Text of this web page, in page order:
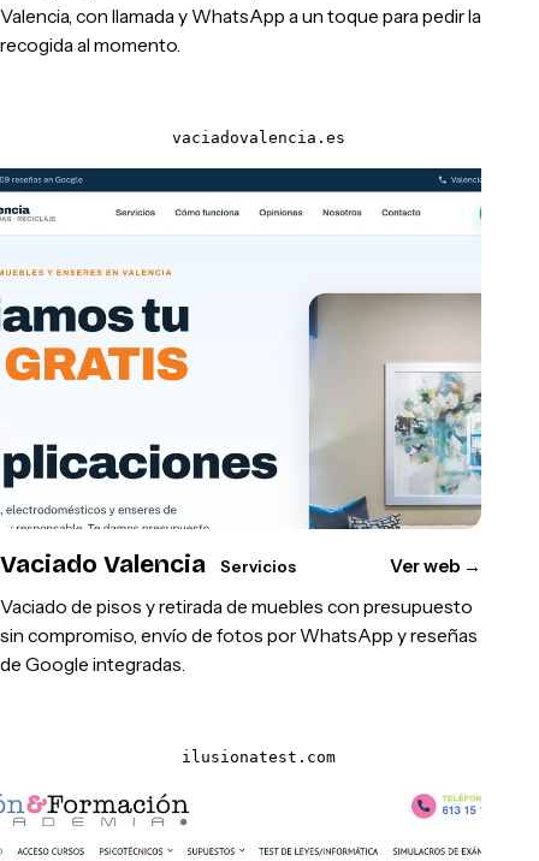
Valencia, con llamada y WhatsApp a un toque para pedir la
recogida al momento.
vaciadovalencia.es
Vaciado Valencia Servicios Ver web →
Vaciado de pisos y retirada de muebles con presupuesto
sin compromiso, envío de fotos por WhatsApp y reseñas
de Google integradas.
ilusionatest.com